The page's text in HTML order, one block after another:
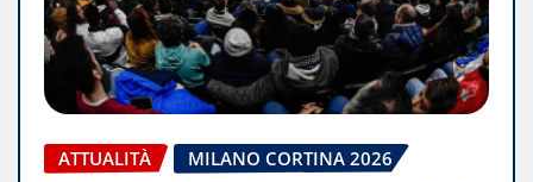
ATTUALITÀ MILANO CORTINA 2026